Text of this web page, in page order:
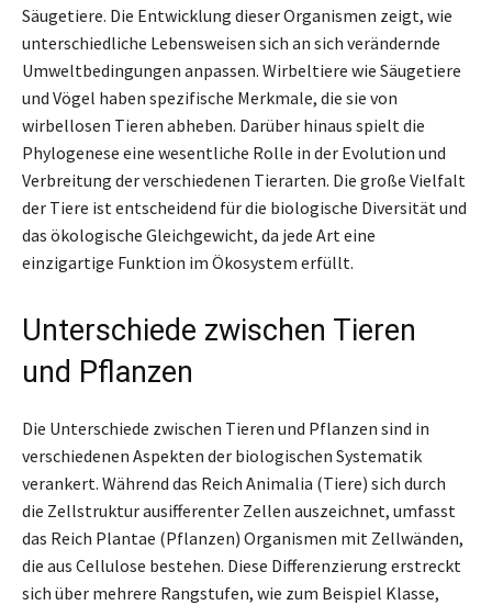
Säugetiere. Die Entwicklung dieser Organismen zeigt, wie
unterschiedliche Lebensweisen sich an sich verändernde
Umweltbedingungen anpassen. Wirbeltiere wie Säugetiere
und Vögel haben spezifische Merkmale, die sie von
wirbellosen Tieren abheben. Darüber hinaus spielt die
Phylogenese eine wesentliche Rolle in der Evolution und
Verbreitung der verschiedenen Tierarten. Die große Vielfalt
der Tiere ist entscheidend für die biologische Diversität und
das ökologische Gleichgewicht, da jede Art eine
einzigartige Funktion im Ökosystem erfüllt.
Unterschiede zwischen Tieren
und Pflanzen
Die Unterschiede zwischen Tieren und Pflanzen sind in
verschiedenen Aspekten der biologischen Systematik
verankert. Während das Reich Animalia (Tiere) sich durch
die Zellstruktur ausifferenter Zellen auszeichnet, umfasst
das Reich Plantae (Pflanzen) Organismen mit Zellwänden,
die aus Cellulose bestehen. Diese Differenzierung erstreckt
sich über mehrere Rangstufen, wie zum Beispiel Klasse,